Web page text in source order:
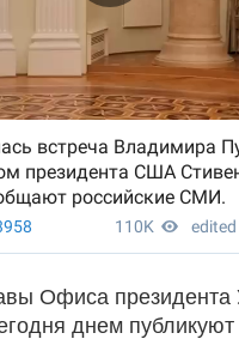
Офиса
днем публикуют